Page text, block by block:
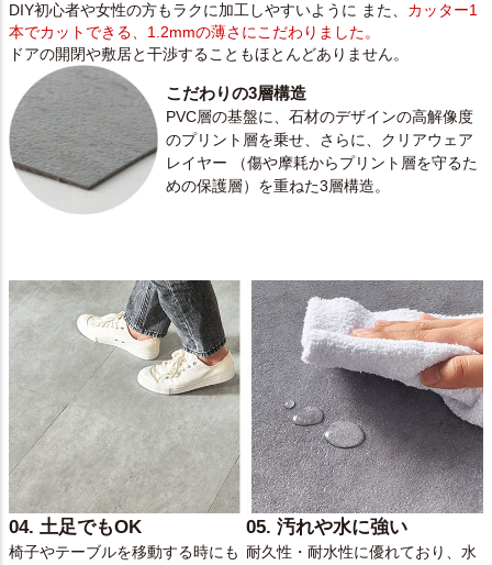
DIY初心者や女性の方もラクに加工しやすいように また、 カッター1
本でカットできる、1.2mmの薄さにこだわりました。
ドアの開閉や敷居と干渉することもほとんどありません。
こだわりの3層構造
PVC層の基盤に、石材のデザインの高解像度
のプリント層を乗せ、さらに、クリアウェア
レイヤー （傷や摩耗からプリント層を守るた
めの保護層）を重ねた3層構造。
04. 土足でもOK
椅子やテーブルを移動する時にも
05. 汚れや水に強い
耐久性・耐水性に優れており、水